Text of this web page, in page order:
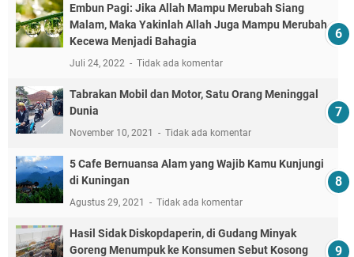
Embun Pagi: Jika Allah Mampu Merubah Siang
Malam, Maka Yakinlah Allah Juga Mampu Merubah
Kecewa Menjadi Bahagia
Juli 24, 2022 Tidak ada komentar
Tabrakan Mobil dan Motor, Satu Orang Meninggal
Dunia
November 10, 2021 Tidak ada komentar
5 Cafe Bernuansa Alam yang Wajib Kamu Kunjungi
di Kuningan
Agustus 29, 2021 Tidak ada komentar
Hasil Sidak Diskopdaperin, di Gudang Minyak
Goreng Menumpuk ke Konsumen Sebut Kosong